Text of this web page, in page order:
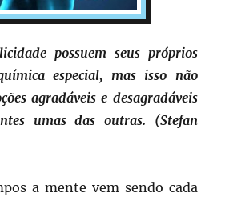
possuem seus próprios
especial, mas isso não
agradáveis e desagradáveis
umas das outras. (Stefan
a mente vem sendo cada